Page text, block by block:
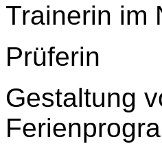
Trainerin im
Prüferin
Gestaltung